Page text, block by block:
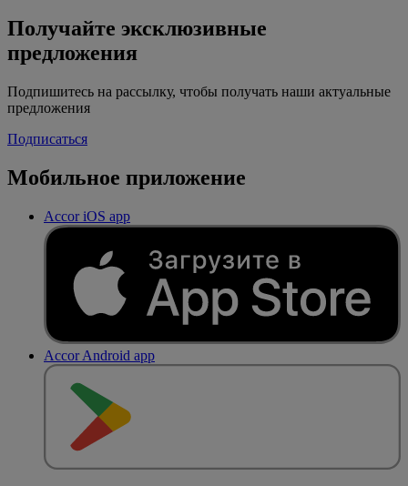
Получайте эксклюзивные
предложения
Подпишитесь на рассылку, чтобы получать наши актуальные
предложения
Подписаться
Мобильное приложение
Accor iOS app
Accor Android app